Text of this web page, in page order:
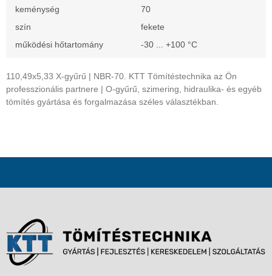
keménység
70
szín
fekete
működési hőtartomány
-30 ... +100 °C
110,49x5,33 X-gyűrű | NBR-70. KTT Tömítéstechnika az Ön
professzionális partnere | O-gyűrű, szimering, hidraulika- és egyéb
tömítés gyártása és forgalmazása széles választékban.